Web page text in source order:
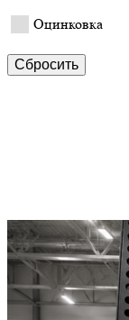
Оцинковка
Сбросить